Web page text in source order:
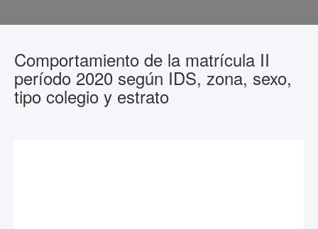
Comportamiento de la matrícula II
período 2020 según IDS, zona, sexo,
tipo colegio y estrato